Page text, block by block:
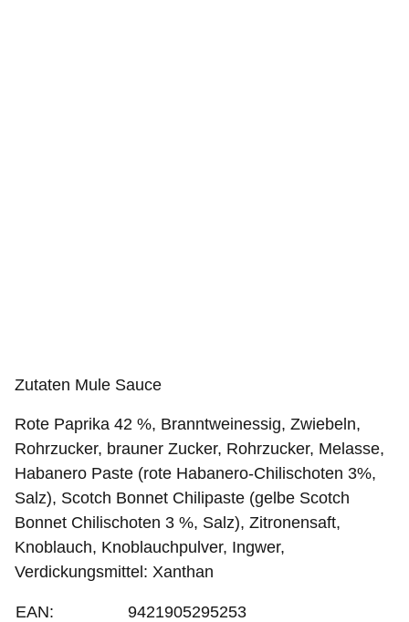
Zutaten Mule Sauce
Rote Paprika 42 %, Branntweinessig, Zwiebeln,
Rohrzucker, brauner Zucker, Rohrzucker, Melasse,
Habanero Paste (rote Habanero-Chilischoten 3%,
Salz), Scotch Bonnet Chilipaste (gelbe Scotch
Bonnet Chilischoten 3 %, Salz), Zitronensaft,
Knoblauch, Knoblauchpulver, Ingwer,
Verdickungsmittel: Xanthan
EAN:
9421905295253